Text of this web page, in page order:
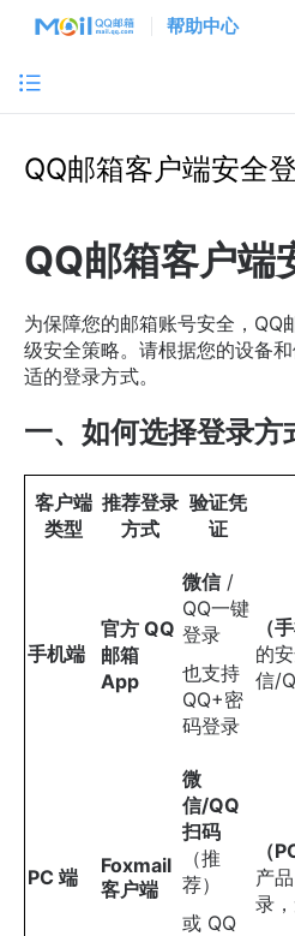
帮助中心
QQ邮箱客户端安全
QQ邮箱客户端
为保障您的邮箱账号安全，QQ
级安全策略。请根据您的设备
适的登录方式。
一、如何选择登录方
客户端
类型
推荐登录
方式
验证凭
证
手机端
官方 QQ
邮箱
App
微信​ /
QQ一键
登录
也支持
QQ+密
码登录
（
的
信/
PC 端
Foxmail
客户端
微
信/QQ
扫码
（推
荐）
或 QQ
（
产
录